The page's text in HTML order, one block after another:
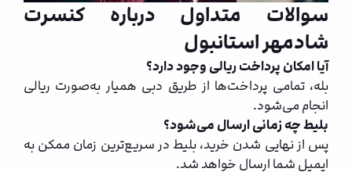
سوالات متداول درباره کنسرت
شادمهر استانبول
آیا امکان پرداخت ریالی وجود دارد؟
بله، تمامی پرداخت‌ها از طریق دبی همیار به‌صورت ریالی
انجام می‌شود.
بلیط چه زمانی ارسال می‌شود؟
پس از نهایی شدن خرید، بلیط در سریع‌ترین زمان ممکن به
ایمیل شما ارسال خواهد شد.